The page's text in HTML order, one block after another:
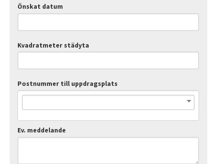
Önskat datum
Kvadratmeter städyta
Postnummer till uppdragsplats
Ev. meddelande